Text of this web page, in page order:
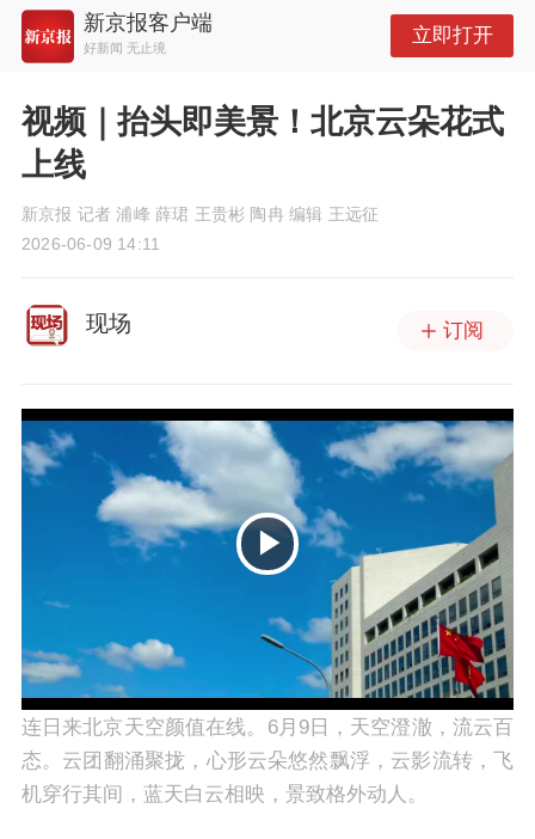
新京报客户端
好新闻 无止境
立即打开
视频｜抬头即美景！北京云朵花式
上线
新京报 记者 浦峰 薛珺 王贵彬 陶冉 编辑 王远征
2026-06-09 14:11
现场 订阅
P
连日来北京天空颜值在线。6月9日，天空澄澈，流云百
态。云团翻涌聚拢，心形云朵悠然飘浮，云影流转，飞
机穿行其间，蓝天白云相映，景致格外动人。